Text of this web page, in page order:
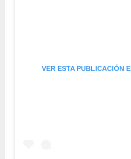
VER ESTA PUBLICACIÓN